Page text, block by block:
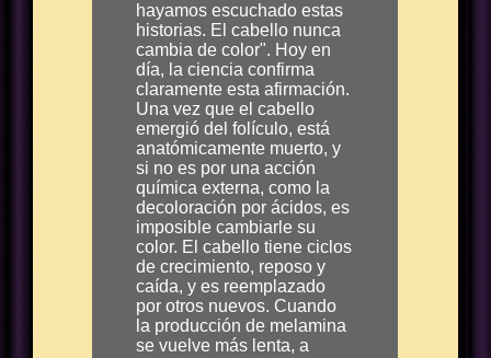
hayamos escuchado estas
historias. El cabello nunca
cambia de color". Hoy en
día, la ciencia confirma
claramente esta afirmación.
Una vez que el cabello
emergió del folículo, está
anatómicamente muerto, y
si no es por una acción
química externa, como la
decoloración por ácidos, es
imposible cambiarle su
color. El cabello tiene ciclos
de crecimiento, reposo y
caída, y es reemplazado
por otros nuevos. Cuando
la producción de melamina
se vuelve más lenta, a